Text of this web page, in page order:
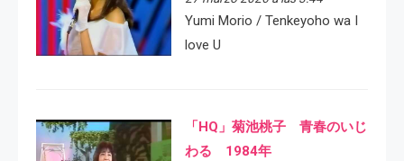
Yumi Morio / Tenkeyoho wa I
love U
「HQ」菊池桃子 青春のいじ
わる 1984年